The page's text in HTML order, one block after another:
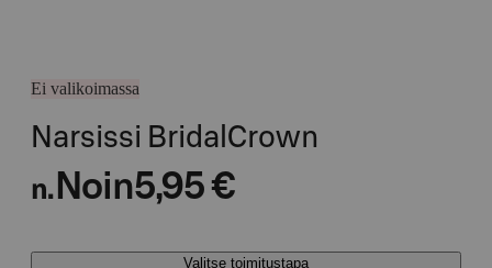
Ei valikoimassa
Narsissi BridalCrown
n. Noin5,95 €
Valitse toimitustapa